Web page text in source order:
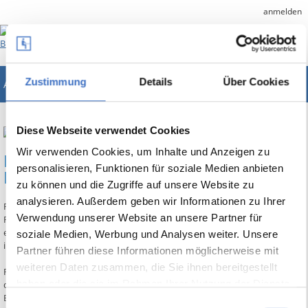
Zustimmung Details Über Cookies
Diese Webseite verwendet Cookies
Wir verwenden Cookies, um Inhalte und Anzeigen zu
personalisieren, Funktionen für soziale Medien anbieten
zu können und die Zugriffe auf unsere Website zu
analysieren. Außerdem geben wir Informationen zu Ihrer
Verwendung unserer Website an unsere Partner für
soziale Medien, Werbung und Analysen weiter. Unsere
Partner führen diese Informationen möglicherweise mit
weiteren Daten zusammen, die Sie ihnen bereitgestellt
Einwilligungsauswahl
anmelden
ABES/Objects Unternehmenslösung für Bildungsträger
LBR - Dokumentation und
Datenübermittlung
Für die Dokumentation von Leistungen, die im Rahmen einer beruflichen
Rehabilitation erbracht werden, hat die Deutsche Rentenversicherung
einen Katalog von Leistungsarten erarbeitet: die „Leistungsklassifikation
in der beruflichen Rehabilitation“, kurz LBR.
Relevante Leistungen des Trägers an den Teilnehmer müssen danach mit
der passenden Klassifikation gekennzeichnet werden. Nach Ende der
Bildungsmaßnahme wird aus diesen Daten ein teilnehmerbezogener